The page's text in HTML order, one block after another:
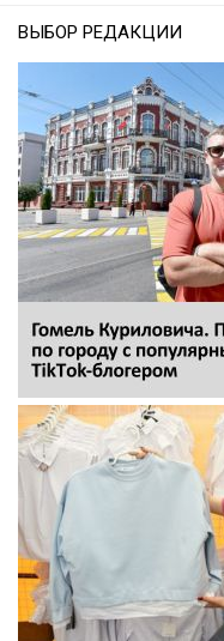
ВЫБОР РЕДАКЦИИ